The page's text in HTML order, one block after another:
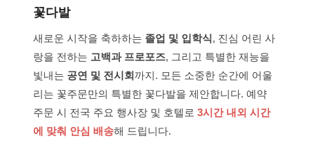
꽃다발
새로운 시작을 축하하는 졸업 및 입학식, 진심 어린 사
랑을 전하는 고백과 프로포즈, 그리고 특별한 재능을
빛내는 공연 및 전시회까지. 모든 소중한 순간에 어울
리는 꽃주문만의 특별한 꽃다발을 제안합니다. 예약
주문 시 전국 주요 행사장 및 호텔로 3시간 내외 시간
에 맞춰 안심 배송해 드립니다.